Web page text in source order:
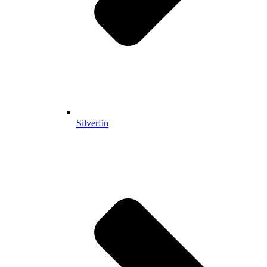
Silverfin